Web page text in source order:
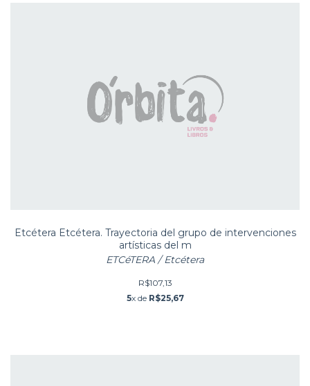
Etcétera Etcétera. Trayectoria del grupo de intervenciones
artísticas del m
ETCéTERA / Etcétera
R$107,13
5x de R$25,67